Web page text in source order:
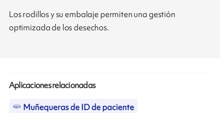
Los rodillos y su embalaje permiten una gestión
optimizada de los desechos.
Aplicaciones relacionadas
Muñequeras de ID de paciente